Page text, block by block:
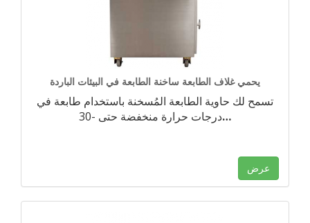
يحمي غلاف الطابعة ساخنة الطابعة في البيئات الباردة
تسمح لك حاوية الطابعة المُسخنة باستخدام طابعة في
درجات حرارة منخفضة حتى -30…
عرض